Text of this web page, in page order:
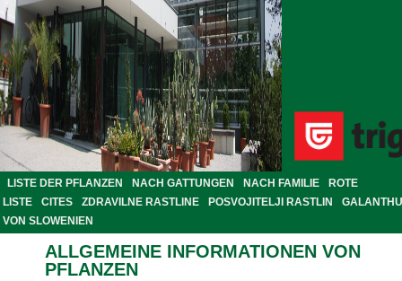
LISTE DER PFLANZEN NACH GATTUNGEN NACH FAMILIE
ROTE
LISTE
CITES ZDRAVILNE RASTLINE POSVOJITELJI RASTLIN
VON SLOWENIEN
ALLGEMEINE INFORMATIONEN VON
PFLANZEN